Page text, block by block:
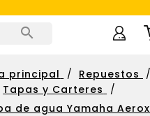

principal
Repuestos
Tapas y Carteres
de agua Yamaha Aerox